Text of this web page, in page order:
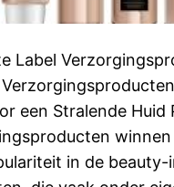
Label
een Stralende Huid
in de beauty-